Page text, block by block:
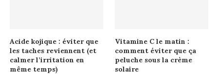
Acide kojique : éviter que
les taches reviennent (et
calmer l’irritation en
même temps)
Vitamine C le matin :
comment éviter que ça
peluche sous la crème
solaire